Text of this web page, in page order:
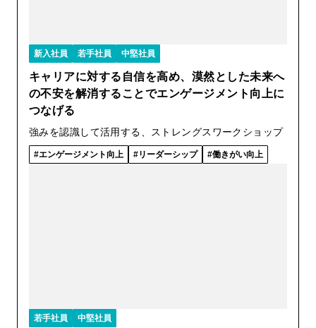
新入社員 若手社員 中堅社員
キャリアに対する自信を高め、漠然とした未来へ
の不安を解消することでエンゲージメント向上に
つなげる
強みを認識して活用する、ストレングスワークショップ
エンゲージメント向上 リーダーシップ 働きがい向上
若手社員 中堅社員